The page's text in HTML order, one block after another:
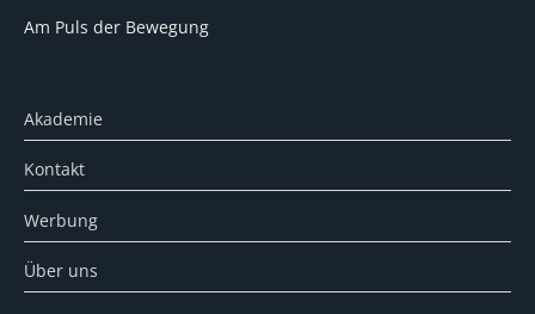
Am Puls der Bewegung
Akademie
Kontakt
Werbung
Über uns